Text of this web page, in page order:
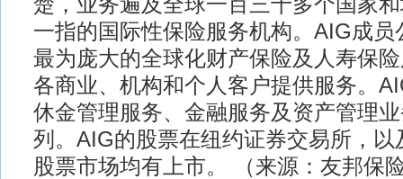
一指的国际性保险服务机构。AIG成员
最为庞大的全球化财产保险及人寿保
各商业、机构和个人客户提供服务。
休金管理服务、金融服务及资产管理
列。AIG的股票在纽约证券交易所，以
股票市场均有上市。 （来源：友邦保